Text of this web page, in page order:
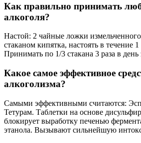
Как правильно принимать
алкоголя?
Настой: 2 чайные ложки измельченного
стаканом кипятка, настоять в течение
Принимать по 1/3 стакана 3 раза в
Какое самое эффективное
алкоголизма?
Самыми эффективными считаются:
Тетурам. Таблетки на основе
блокирует выработку печенью
этанола. Вызывают сильнейшую